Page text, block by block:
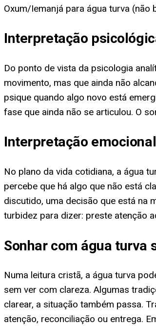
Oxum/Iemanjá para água turva
Interpretação
Do ponto de vista da psicologia
movimento, mas que ainda não
psique quando algo novo está
fase que ainda não se articulou. O
Interpretação emocional
No plano da vida cotidiana, a água
percebe que há algo que não está
discutido, uma decisão que está na
turbidez para dizer: preste atenção
Sonhar com água turva
Numa leitura cristã, a água turva
sem ver com clareza. Algumas
clarear, a situação também passa.
atenção, reconciliação ou entrega.